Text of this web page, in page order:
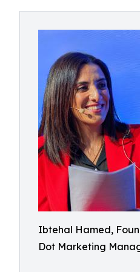
Ibtehal Hamed,
Dot Marketing